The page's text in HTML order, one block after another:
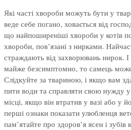
Які часті хвороби можуть бути у
веде себе погано, ховається від
що найпоширеніші хвороби у котів
хвороби, пов’язані з нирками.
страждають від захворювань нирок.
майже безсимптомно, то самець
Слідкуйте за твариною, і якщо вам
пити води та справляти свою нужду
місці, якщо він втратив у вазі або у
перші ознаки показати улюбленця
пам’ятайте про здоров’я ясен і зубів